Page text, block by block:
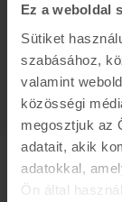
Ez a weboldal
Sütiket
szabásához,
valamint
közösségi
megosztjuk az
adatait, akik
adatokkal,
Ön által
Mutass többet
A
Adatok
Márka
Apple
Modell